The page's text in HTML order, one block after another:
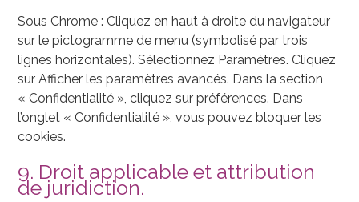
Sous Chrome : Cliquez en haut à droite du navigateur
sur le pictogramme de menu (symbolisé par trois
lignes horizontales). Sélectionnez Paramètres. Cliquez
sur Afficher les paramètres avancés. Dans la section
« Confidentialité », cliquez sur préférences. Dans
l’onglet « Confidentialité », vous pouvez bloquer les
cookies.
9. Droit applicable et attribution
de juridiction.